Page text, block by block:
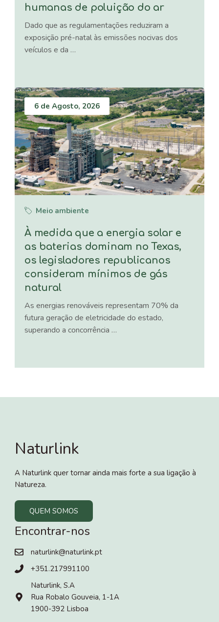
humanas de poluição do ar
Dado que as regulamentações reduziram a
exposição pré-natal às emissões nocivas dos
veículos e da …
6 de Agosto, 2026
Meio ambiente
À medida que a energia solar e
as baterias dominam no Texas,
os legisladores republicanos
consideram mínimos de gás
natural
As energias renováveis ​​representam 70% da
futura geração de eletricidade do estado,
superando a concorrência …
Naturlink
A Naturlink quer tornar ainda mais forte a sua ligação à
Natureza.
QUEM SOMOS
Encontrar-nos
naturlink@naturlink.pt
+351.217991100
Naturlink, S.A
Rua Robalo Gouveia, 1-1A
1900-392 Lisboa